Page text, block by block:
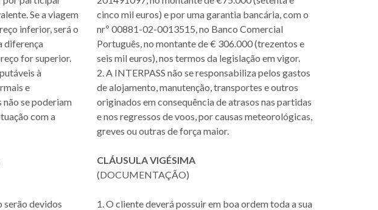
Se a viagem
inferior, será o
diferença
for superior.
à
e
não se poderiam
com a
serão devidos
cinco mil euros) e por uma garantia bancária, com o
nrº 00881-02-0013515, no Banco Comercial
Português, no montante de € 306.000 (trezentos e
seis mil euros), nos termos da legislação em vigor.
2. A INTERPASS não se responsabiliza pelos gastos
de alojamento, manutenção, transportes e outros
originados em consequência de atrasos nas partidas
e nos regressos de voos, por causas meteorológicas,
greves ou outras de força maior.
CLÁUSULA VIGÉSIMA
(DOCUMENTAÇÃO)
1. O cliente deverá possuir em boa ordem toda a sua